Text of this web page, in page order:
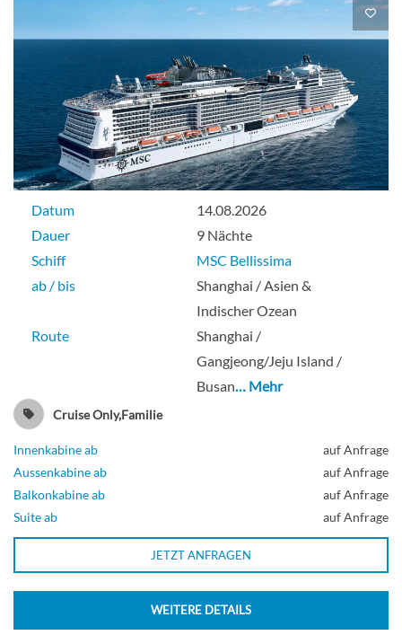
Datum
14.08.2026
Dauer
9 Nächte
Schiff
MSC Bellissima
ab / bis
Shanghai / Asien &
Indischer Ozean
Route
Shanghai /
Gangjeong/Jeju Island /
Busan… Mehr
Cruise Only,Familie
Innenkabine ab
auf Anfrage
Aussenkabine ab
auf Anfrage
Balkonkabine ab
auf Anfrage
Suite ab
auf Anfrage
JETZT ANFRAGEN
WEITERE DETAILS